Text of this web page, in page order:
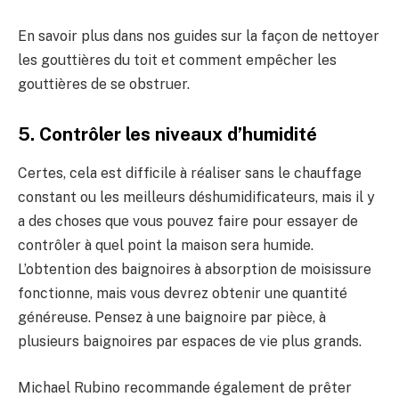
En savoir plus dans nos guides sur la façon de nettoyer
les gouttières du toit et comment empêcher les
gouttières de se obstruer.
5. Contrôler les niveaux d’humidité
Certes, cela est difficile à réaliser sans le chauffage
constant ou les meilleurs déshumidificateurs, mais il y
a des choses que vous pouvez faire pour essayer de
contrôler à quel point la maison sera humide.
L’obtention des baignoires à absorption de moisissure
fonctionne, mais vous devrez obtenir une quantité
généreuse. Pensez à une baignoire par pièce, à
plusieurs baignoires par espaces de vie plus grands.
Michael Rubino recommande également de prêter